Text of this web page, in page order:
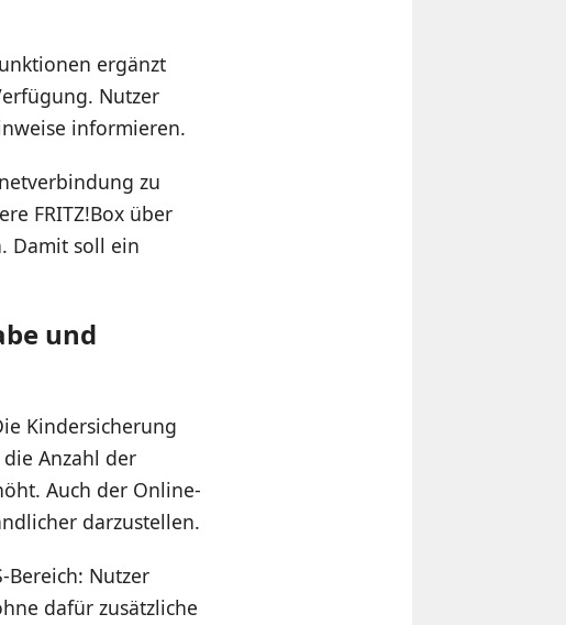
ergänzt
Nutzer
informieren.
zu
FRITZ!Box über
Damit soll ein
und
Kindersicherung
Anzahl der
Auch der Online-
darzustellen.
Bereich: Nutzer
dafür zusätzliche